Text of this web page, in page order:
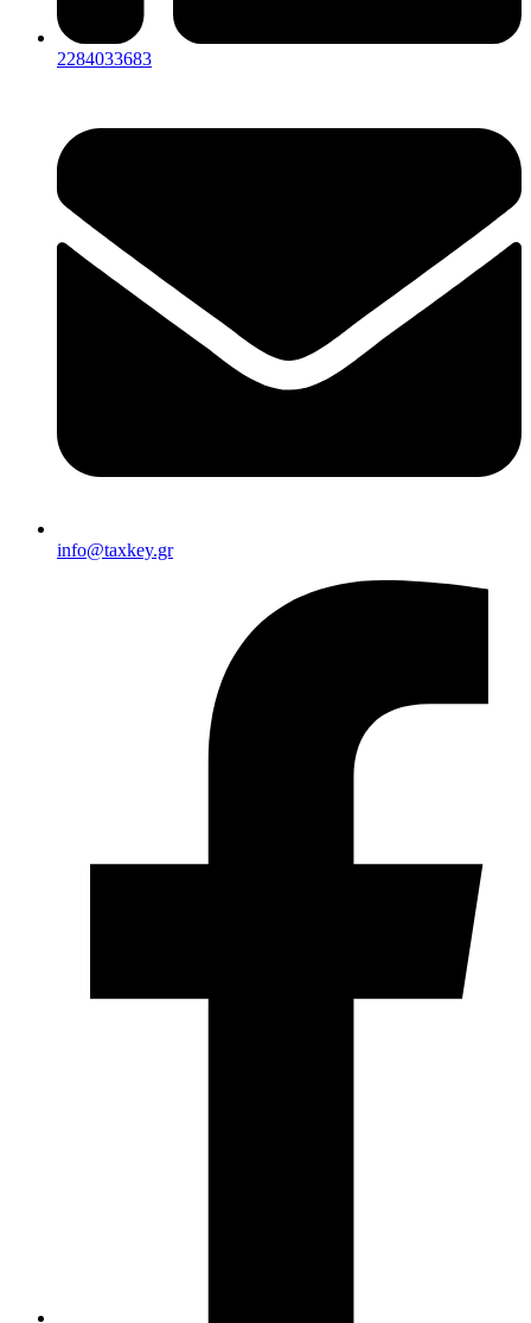
2284033683
info@taxkey.gr